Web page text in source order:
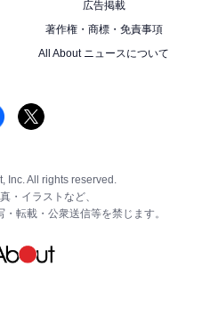
広告掲載
著作権・商標・免責事項
All About ニュースについて
Inc. All rights reserved.
・イラストなど、
転載・公衆送信等を禁じます。